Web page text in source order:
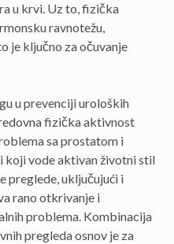
u krvi. Uz to, fizička
ravnotežu,
je ključno za očuvanje
u prevenciji uroloških
fizička aktivnost
sa prostatom i
koji vode aktivan životni stil
preglede, uključujući i
rano otkrivanje i
problema. Kombinacija
pregleda osnov je za